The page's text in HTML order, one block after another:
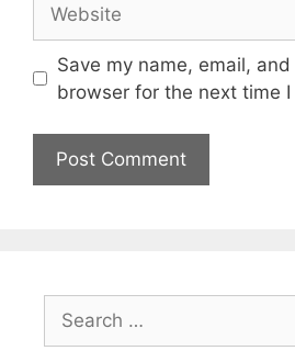
Save my name, email,
browser for the next time I